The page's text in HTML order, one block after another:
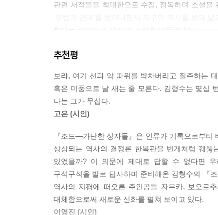
관련 서적들을 최대한으로 수집, 정독하며 소설을
한다는 작가의 소신이 이 소설을 만들어냈다.
때문에 ‘인류사 상(像)’을 바로세우는 일이 쉽지
인류가 외면한 중세, 아시아의 중세가 서구 문명의
『조드 - 가난한 성자들』은 테무진(칭기스칸)
테무진의 어린 시절, 늑대와의 싸움에 대한 묘사
생활모습과 그들이 살아남기 위해 피할 수 없
테무진과 자무카의 이야기가 교차되며 챕터별로
등을 매우 구체적이면서 사실적으로 묘사하고 있다.
소설의 제목인 ‘조드’는 유라시아 대륙과 같은
현상으로서, 물이 부족한 곳에서 가뭄과 추위가
한꺼번에 수천 마리씩 죽어나가는 사태를 지칭
추천평
보라, 여기 선과 악 따위를 박차버리고 질주하는
혹은 미풍으로 날 새는 줄 모른다. 김형수는 몇십
나는 그가 무섭다.
고은 (시인)
『조드―가난한 성자들』은 인류가 기록으로부
상상되는 역사의 결정론 한복판을 번개처럼 꿰
있었을까? 이 의문에 제대로 답할 수 없다면
구석구석을 발로 답사하며 준비해온 김형수의 『
역사의 지평에 떠오른 주인공들 자무카, 보오르
대체함으로써 새로운 신화를 펼쳐 보이고 있다.
이영진 (시인)